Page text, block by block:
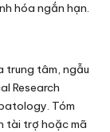
hóa ngắn hạn.
trung tâm, ngẫu
Research
Tóm
tài trợ hoặc mã